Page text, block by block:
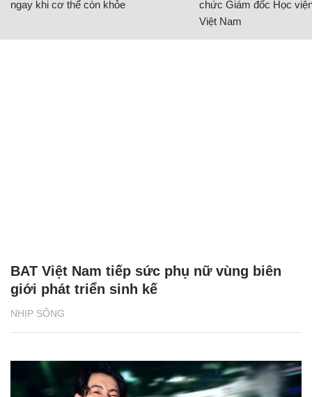
ngay khi cơ thể còn khỏe
chức Giám đốc Học
Việt Nam
NHỊP SỐNG
BAT Việt Nam tiếp sức phụ nữ vùng biên
giới phát triển sinh kế